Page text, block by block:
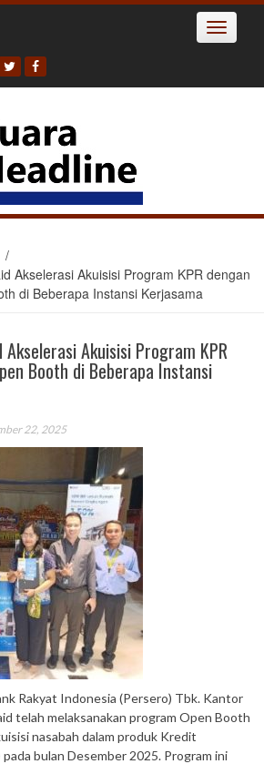
Toggle
/
Akselerasi Akuisisi Program KPR dengan
di Beberapa Instansi Kerjasama
Akselerasi Akuisisi Program KPR
Booth di Beberapa Instansi
22, 2025
Rakyat Indonesia (Persero) Tbk. Kantor
telah melaksanakan program Open Booth
nasabah dalam produk Kredit
pada bulan Desember 2025. Program ini